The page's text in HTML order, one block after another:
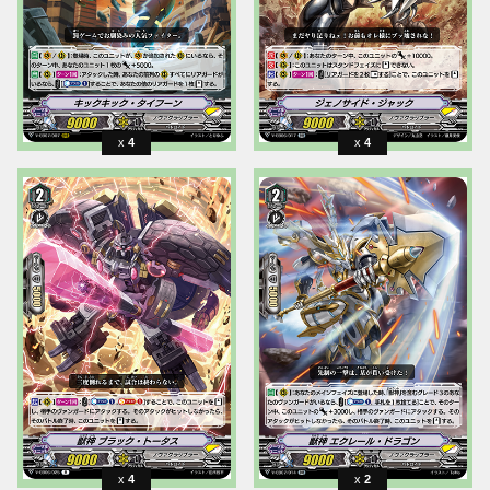
4 4
4 2